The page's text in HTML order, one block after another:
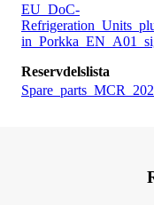
EU_DoC-
Reservdelslista